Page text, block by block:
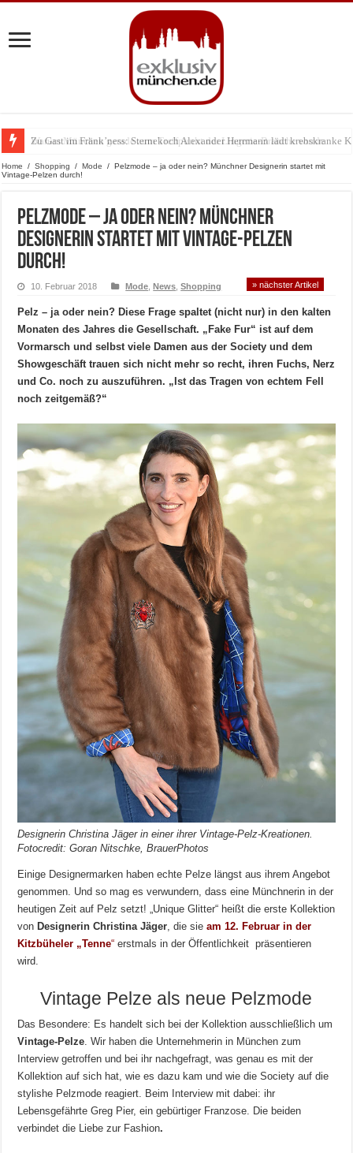
Zu Gast im Fränk’ness: Sternekoch Alexander Herrmann lädt krebskranke
Warum München gerade zum Treffpunkt der Lingerie-Branche wurde
Home / Shopping / Mode / Pelzmode – ja oder nein? Münchner Designerin startet mit
Vintage-Pelzen durch!
Pelzmode – ja oder nein? Münchner
Designerin startet mit Vintage-Pelzen
durch!
10. Februar 2018 Mode ,News ,Shopping » nächster Artikel
Pelz – ja oder nein? Diese Frage spaltet (nicht nur) in den kalten
Monaten des Jahres die Gesellschaft. „Fake Fur“ ist auf dem
Vormarsch und selbst viele Damen aus der Society und dem
Showgeschäft trauen sich nicht mehr so recht, ihren Fuchs, Nerz
und Co. noch zu auszuführen. „Ist das Tragen von echtem Fell
noch zeitgemäß?“
Designerin Christina Jäger in einer ihrer Vintage-Pelz-Kreationen.
Fotocredit: Goran Nitschke, BrauerPhotos
Einige Designermarken haben echte Pelze längst aus ihrem Angebot
genommen. Und so mag es verwundern, dass eine Münchnerin in der
heutigen Zeit auf Pelz setzt! „Unique Glitter“ heißt die erste Kollektion
von Designerin Christina Jäger, die sieam 12. Februar in der
Kitzbüheler „Tenne“ erstmals in der Öffentlichkeit präsentieren
wird.
Vintage Pelze als neue Pelzmode
Das Besondere: Es handelt sich bei der Kollektion ausschließlich um
Vintage-Pelze. Wir haben die Unternehmerin in München zum
Interview getroffen und bei ihr nachgefragt, was genau es mit der
Kollektion auf sich hat, wie es dazu kam und wie die Society auf die
stylishe Pelzmode reagiert. Beim Interview mit dabei: ihr
Lebensgefährte Greg Pier, ein gebürtiger Franzose. Die beiden
verbindet die Liebe zur Fashion.